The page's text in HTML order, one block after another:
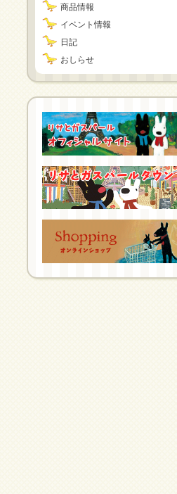
商品情報
イベント情報
日記
おしらせ